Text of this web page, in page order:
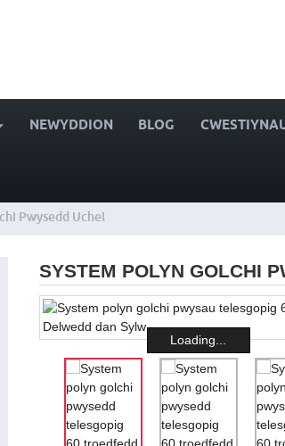
NEWYDDION BLOG
Pwysedd Uchel
SYSTEM POLYN GOLCHI
Loading...